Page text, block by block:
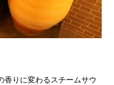
香りに変わるスチームサウ